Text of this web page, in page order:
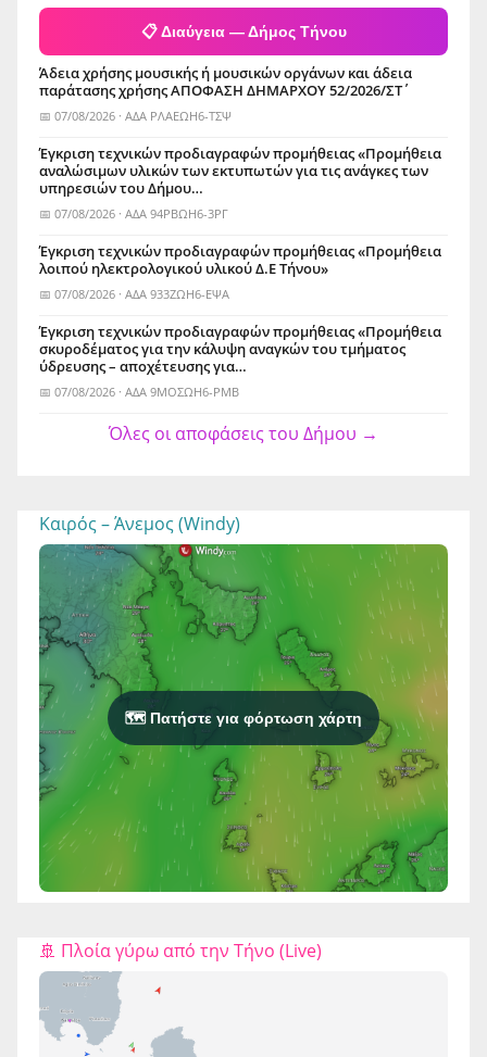
📋 Διαύγεια — Δήμος Τήνου
Άδεια χρήσης μουσικής ή μουσικών οργάνων και άδεια
παράτασης χρήσης ΑΠΟΦΑΣΗ ΔΗΜΑΡΧΟΥ 52/2026/ΣΤ΄
📅 07/08/2026 · ΑΔΑ ΡΛΑΕΩΗ6-ΤΣΨ
Έγκριση τεχνικών προδιαγραφών προμήθειας «Προμήθεια
αναλώσιμων υλικών των εκτυπωτών για τις ανάγκες των
υπηρεσιών του Δήμου…
📅 07/08/2026 · ΑΔΑ 94ΡΒΩΗ6-3ΡΓ
Έγκριση τεχνικών προδιαγραφών προμήθειας «Προμήθεια
λοιπού ηλεκτρολογικού υλικού Δ.Ε Τήνου»
📅 07/08/2026 · ΑΔΑ 933ΖΩΗ6-ΕΨΑ
Έγκριση τεχνικών προδιαγραφών προμήθειας «Προμήθεια
σκυροδέματος για την κάλυψη αναγκών του τμήματος
ύδρευσης – αποχέτευσης για…
📅 07/08/2026 · ΑΔΑ 9ΜΟΣΩΗ6-ΡΜΒ
Όλες οι αποφάσεις του Δήμου →
Καιρός – Άνεμος (Windy)
🗺️ Πατήστε για φόρτωση χάρτη
🚢 Πλοία γύρω από την Τήνο (Live)